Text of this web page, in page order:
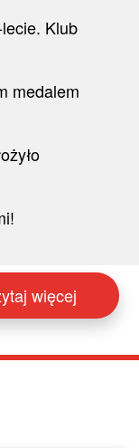
Klub
medalem
więcej